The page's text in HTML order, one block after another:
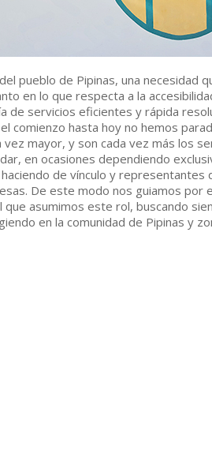
pueblo de Pipinas, una necesidad
en lo que respecta a la
de servicios eficientes y rápida
comienzo hasta hoy no hemos
mayor, y son cada vez más los
en ocasiones dependiendo
de vínculo y representantes
De este modo nos guiamos por
que asumimos este rol, buscando
en la comunidad de Pipinas y